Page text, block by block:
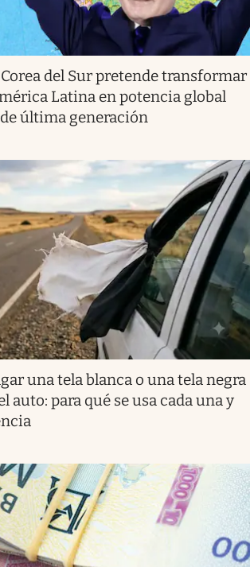
Corea del Sur pretende transformar
Latina en potencia global
última generación
una tela blanca o una tela negra
auto: para qué se usa cada una y